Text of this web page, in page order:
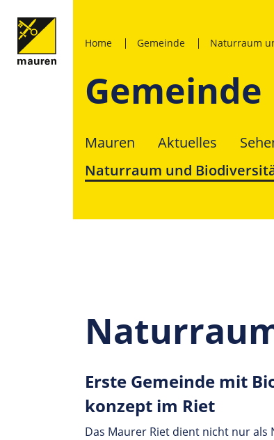
Home Gemeinde Naturraum
Gemeinde
Mauren Aktuelles
Naturraum und
Erste Gemeinde mit
kon­zept im Riet
Das Maurer Riet dient nicht nur